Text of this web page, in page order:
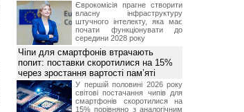
Єврокомісія прагне створити
власну інфраструктуру
штучного інтелекту, яка має
почати функціонувати до
середини 2028 року
Чіпи для смартфонів втрачають
попит: поставки скоротилися на 15%
через зростання вартості пам’яті
У першій половині 2026 року
світові постачання чипів для
смартфонів скоротилися на
15% порівняно з аналогічним